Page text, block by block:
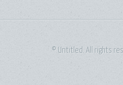
© Untitled. All rights